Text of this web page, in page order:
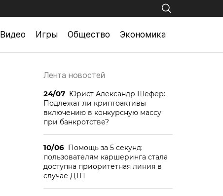
Видео Игры Общество Экономика
Лента новостей
24/07 Юрист Александр Шефер:
Подлежат ли криптоактивы
включению в конкурсную массу
при банкротстве?
10/06 Помощь за 5 секунд:
пользователям каршеринга стала
доступна приоритетная линия в
случае ДТП